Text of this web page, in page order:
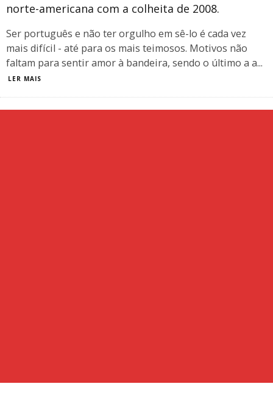
norte-americana com a colheita de 2008.
Ser português e não ter orgulho em sê-lo é cada vez
mais difícil - até para os mais teimosos. Motivos não
faltam para sentir amor à bandeira, sendo o último a a...
LER MAIS